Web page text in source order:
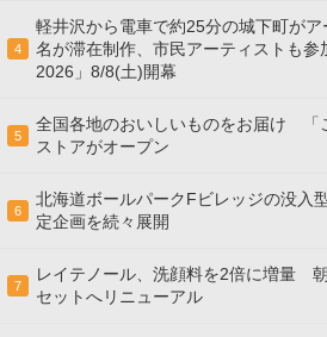
4
軽井沢から電車で約25分の城下町が
名が滞在制作、市民アーティストも
2026」8/8(土)開幕
5
全国各地のおいしいものをお届け 「
ストアがオープン
6
北海道ボールパークFビレッジの没入
定企画を続々展開
7
レイテノール、洗顔料を2倍に増量
セットへリニューアル